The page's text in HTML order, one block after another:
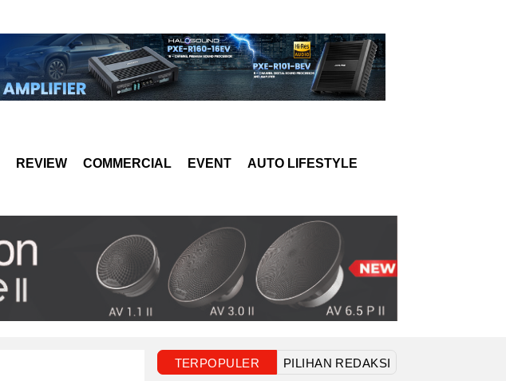
REVIEW COMMERCIAL EVENT AUTO LIFESTYLE
TERPOPULER PILIHAN REDAKSI